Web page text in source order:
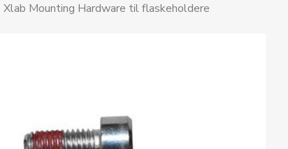
Xlab Mounting Hardware til flaskeholdere